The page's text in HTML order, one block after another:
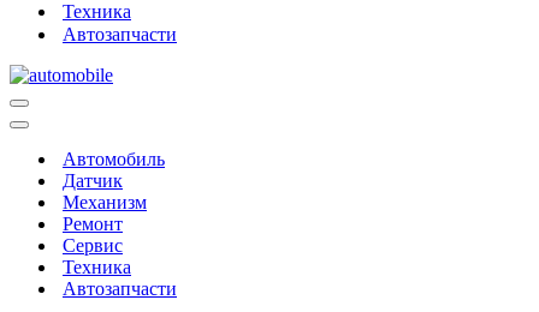
Техника
Автозапчасти
Меню
навигации
Меню
навигацииАвтомобиль
Датчик
Механизм
Ремонт
Сервис
Техника
Автозапчасти